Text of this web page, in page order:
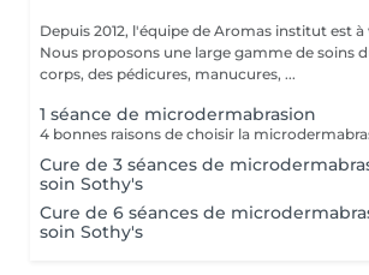
Depuis 2012, l'équipe de Aromas institut est à
Nous proposons une large gamme de soins
corps, des pédicures, manucures, ...
1 séance de microdermabrasion
Cure de 3 séances de
soin Sothy's
Cure de 6 séances de
soin Sothy's